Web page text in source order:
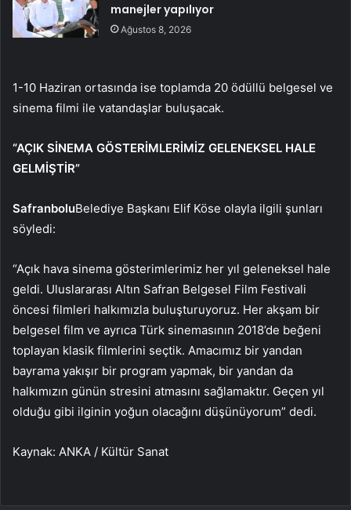
manejler yapılıyor
Ağustos 8, 2026
1-10 Haziran ortasında ise toplamda 20 ödüllü belgesel ve
sinema filmi ile vatandaşlar buluşacak.
“AÇIK SİNEMA GÖSTERİMLERİMİZ GELENEKSEL HALE
GELMİŞTİR”
SafranboluBelediye Başkanı Elif Köse olayla ilgili şunları
söyledi:
“Açık hava sinema gösterimlerimiz her yıl geleneksel hale
geldi. Uluslararası Altın Safran Belgesel Film Festivali
öncesi filmleri halkımızla buluşturuyoruz. Her akşam bir
belgesel film ve ayrıca Türk sinemasının 2018’de beğeni
toplayan klasik filmlerini seçtik. Amacımız bir yandan
bayrama yakışır bir program yapmak, bir yandan da
halkımızın günün stresini atmasını sağlamaktır. Geçen yıl
olduğu gibi ilginin yoğun olacağını düşünüyorum” dedi.
Kaynak: ANKA / Kültür Sanat